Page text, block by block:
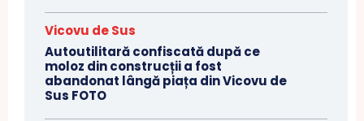
Vicovu de Sus
Autoutilitară confiscată după ce
moloz din construcții a fost
abandonat lângă piața din Vicovu de
Sus FOTO